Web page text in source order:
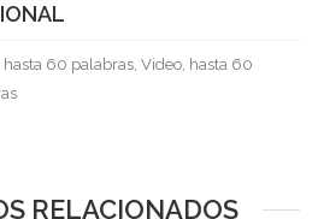
hasta 60 palabras, Video, hasta 60
RELACIONADOS